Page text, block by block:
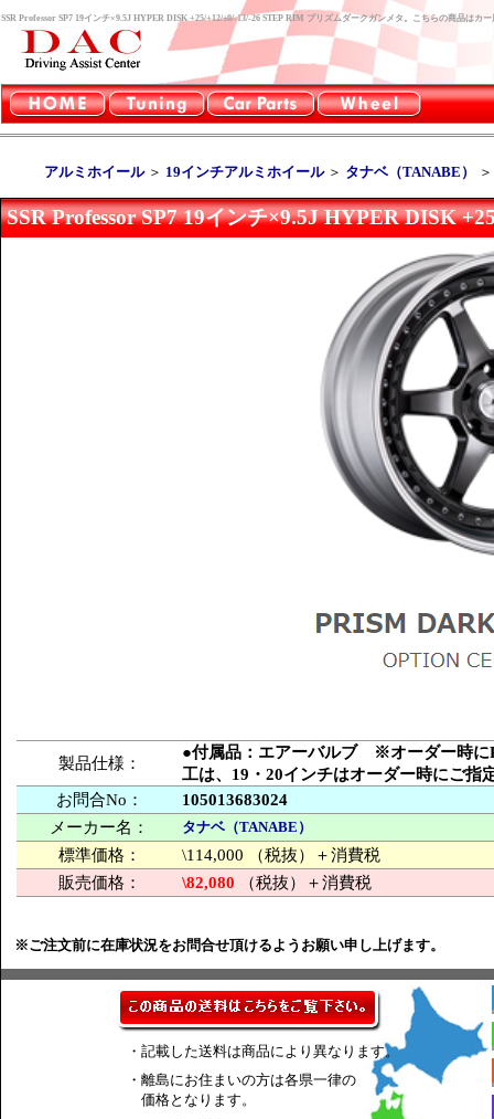
SSR Professor SP7 19インチ×9.5J HYPER DISK +25/+12/±0/-13/-26 STEP RIM プリズムダークガンメタ。こちらの商品はカ
アルミホイール＞ 19インチアルミホイール＞ タナベ（TANABE）
SSR Professor SP7 19インチ×9.5J HYPER DISK
製品仕様：
●付属品：エアーバルブ ※オーダー時に
工は、19・20インチはオーダー時にご指
お問合No：
105013683024
メーカー名：
タナベ（TANABE）
標準価格：
\114,000 （税抜）＋消費税
販売価格：
\82,080 （税抜）＋消費税
※ご注文前に在庫状況をお問合せ頂けるようお願い申し上げます。
・記載した送料は商品により異なります。
・離島にお住まいの方は各県一律の
価格となります。